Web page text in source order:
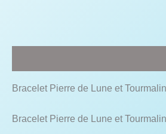
Bracelet Pierre de Lune et
Bracelet Pierre de Lune et